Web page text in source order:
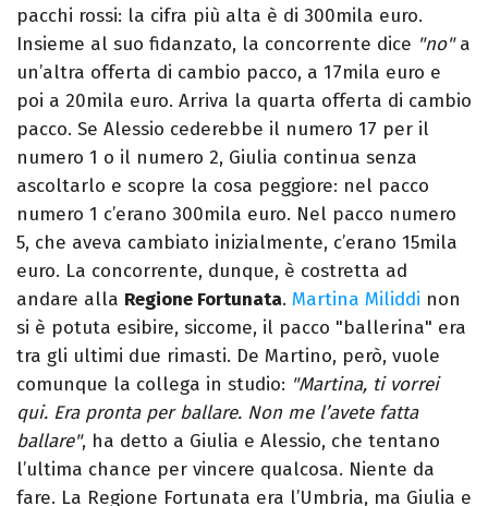
pacchi rossi: la cifra più alta è di 300mila euro.
Insieme al suo fidanzato, la concorrente dice "no"a
un’altra offerta di cambio pacco, a 17mila euro e
poi a 20mila euro. Arriva la quarta offerta di cambio
pacco. Se Alessio cederebbe il numero 17 per il
numero 1 o il numero 2, Giulia continua senza
ascoltarlo e scopre la cosa peggiore: nel pacco
numero 1 c’erano 300mila euro. Nel pacco numero
5, che aveva cambiato inizialmente, c’erano 15mila
euro. La concorrente, dunque, è costretta ad
andare alla Regione Fortunata. Martina Miliddi non
si è potuta esibire, siccome, il pacco "ballerina" era
tra gli ultimi due rimasti. De Martino, però, vuole
comunque la collega in studio: "Martina, ti vorrei
qui. Era pronta per ballare. Non me l’avete fatta
ballare", ha detto a Giulia e Alessio, che tentano
l’ultima chance per vincere qualcosa. Niente da
fare. La Regione Fortunata era l’Umbria, ma Giulia e